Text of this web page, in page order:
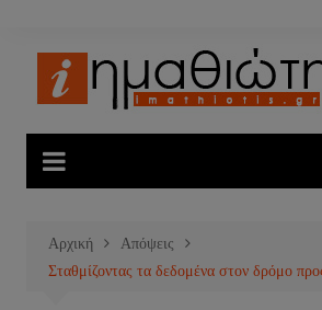
περιεχόμενο
Αρχική
Απόψεις
Σταθμίζοντας τα δεδομένα στον δρόμο